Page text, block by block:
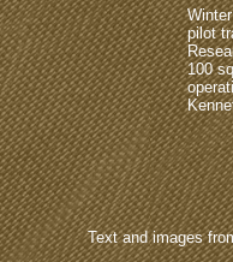
Text and images
pilot
100